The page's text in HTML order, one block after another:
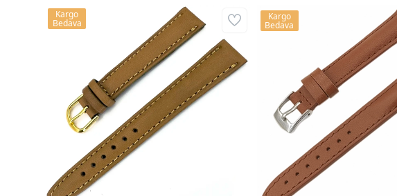
Kargo
Bedava
Kargo
Bedava